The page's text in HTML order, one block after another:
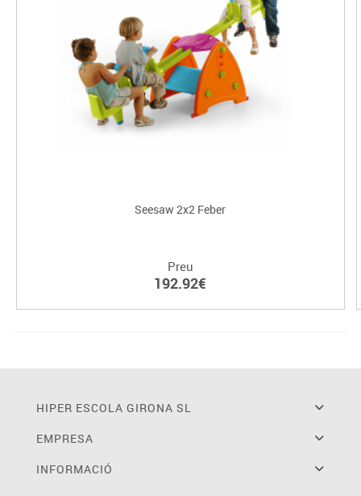
Seesaw 2x2 Feber
Preu
192.92€
HIPER ESCOLA GIRONA SL
EMPRESA
INFORMACIÓ